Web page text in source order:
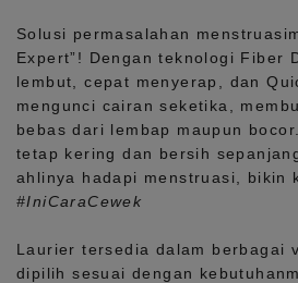
Solusi permasalahan
Expert”! Dengan teknologi Fiber
lembut, cepat menyerap, dan
mengunci cairan seketika,
bebas dari lembap maupun
tetap kering dan bersih
ahlinya hadapi menstruasi, bikin
#IniCaraCewek
Laurier tersedia dalam berbagai
dipilih sesuai dengan